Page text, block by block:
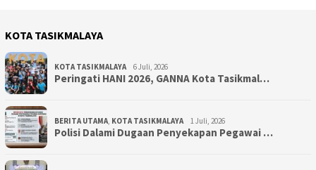
KOTA TASIKMALAYA
KOTA TASIKMALAYA 6 Juli, 2026
Peringati HANI 2026, GANNA Kota Tasikmal…
BERITA UTAMA KOTA TASIKMALAYA 1 Juli, 2026
Polisi Dalami Dugaan Penyekapan Pegawai …